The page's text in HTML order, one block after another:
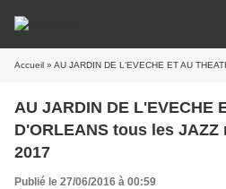
Accueil » AU JARDIN DE L'EVECHE ET AU THEATRE
AU JARDIN DE L'EVECHE
D'ORLEANS tous les JAZZ
2017
Publié le 27/06/2016 à 00:59